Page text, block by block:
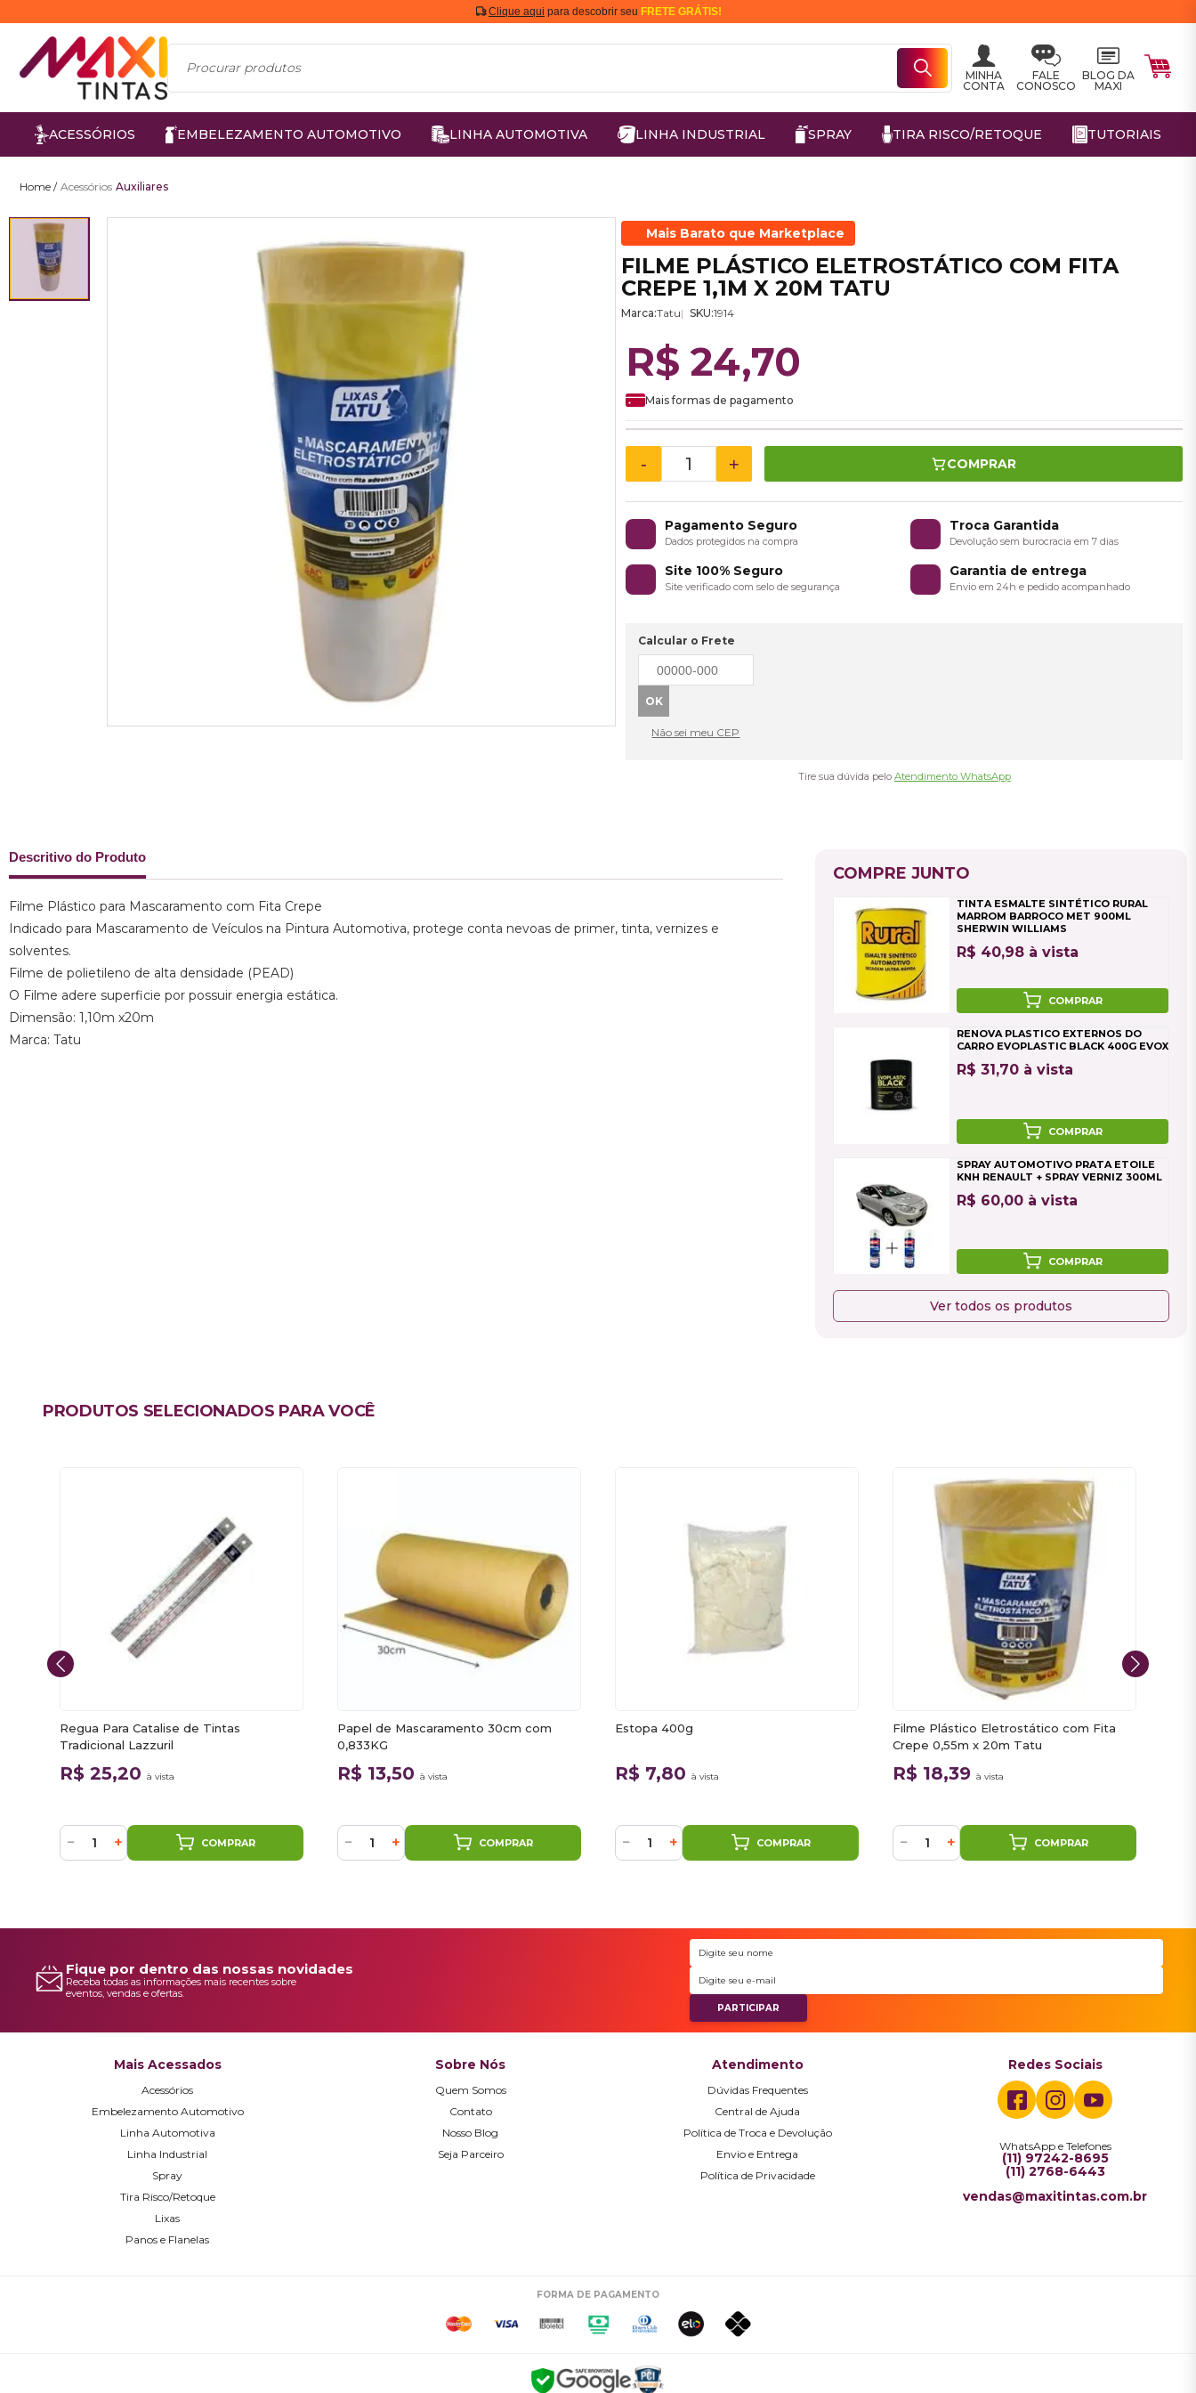
Clique aqui para descobrir seu FRETE GRÁTIS!
MINHA
CONTA
FALE
CONOSCO
BLOG DA
MAXI
ACESSÓRIOS EMBELEZAMENTO AUTOMOTIVO LINHA AUTOMOTIVA LINHA INDUSTRIAL SPRAY TIRA RISCO/RETOQUE TUTORIAIS
Acessórios Auxiliares
Mais Barato que Marketplace
FILME PLÁSTICO ELETROSTÁTICO COM FITA
CREPE 1,1M X 20M TATU
Marca:Tatu SKU:1914
R$ 24,70
Mais formas de pagamento
- + COMPRAR
Pagamento Seguro
Dados protegidos na compra
Troca Garantida
Devolução sem burocracia em 7 dias
Site 100% Seguro
Site verificado com selo de segurança
Garantia de entrega
Envio em 24h e pedido acompanhado
Calcular o Frete
Não sei meu CEP
Tire sua dúvida pelo Atendimento WhatsApp
Descritivo do Produto
Filme Plástico para Mascaramento com Fita Crepe
Indicado para Mascaramento de Veículos na Pintura Automotiva, protege conta nevoas de primer, tinta, vernizes e
solventes.
Filme de polietileno de alta densidade (PEAD)
O Filme adere superficie por possuir energia estática.
Dimensão: 1,10m x20m
Marca: Tatu
COMPRE JUNTO
TINTA ESMALTE SINTÉTICO RURAL
MARROM BARROCO MET 900ML
SHERWIN WILLIAMS
R$ 40,98 à vista
COMPRAR
RENOVA PLASTICO EXTERNOS DO
CARRO EVOPLASTIC BLACK 400G EVOX
R$ 31,70 à vista
COMPRAR
SPRAY AUTOMOTIVO PRATA ETOILE
KNH RENAULT + SPRAY VERNIZ 300ML
R$ 60,00 à vista
COMPRAR
Ver todos os produtos
PRODUTOS SELECIONADOS PARA VOCÊ
Regua Para Catalise de Tintas
Tradicional Lazzuril
R$ 25,20 à vista
− + COMPRAR
Papel de Mascaramento 30cm com
0,833KG
R$ 13,50 à vista
− + COMPRAR
Estopa 400g
R$ 7,80 à vista
− + COMPRAR
Filme Plástico Eletrostático com Fita
Crepe 0,55m x 20m Tatu
R$ 18,39 à vista
− + COMPRAR
Fique por dentro das nossas novidades
Receba todas as informações mais recentes sobre
eventos, vendas e ofertas.
Mais Acessados
Acessórios
Embelezamento Automotivo
Linha Automotiva
Linha Industrial
Spray
Tira Risco/Retoque
Lixas
Panos e Flanelas
Sobre Nós
Quem Somos
Contato
Nosso Blog
Seja Parceiro
Atendimento
Dúvidas Frequentes
Central de Ajuda
Política de Troca e Devolução
Envio e Entrega
Política de Privacidade
Redes Sociais
WhatsApp e Telefones
(11) 97242-8695
(11) 2768-6443
vendas@maxitintas.com.br
FORMA DE PAGAMENTO